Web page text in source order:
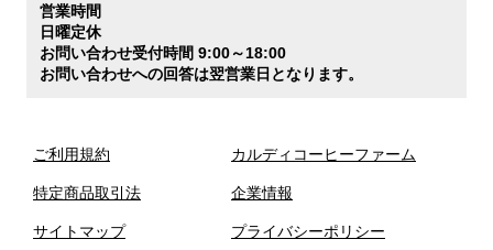
営業時間
日曜定休
お問い合わせ受付時間 9:00～18:00
お問い合わせへの回答は翌営業日となります。
ご利用規約
特定商品取引法
サイトマップ
カルディコーヒーファーム
企業情報
プライバシーポリシー